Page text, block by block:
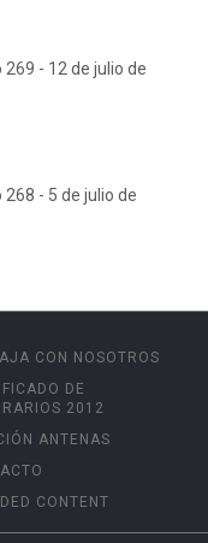
- 12 de julio de
- 5 de julio de
CON NOSOTROS
DE
2012
ANTENAS
CONTENT